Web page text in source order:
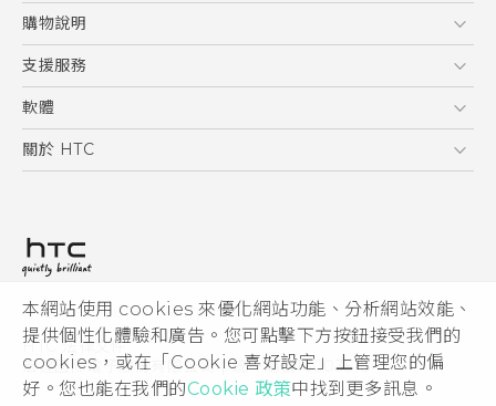
本網站使用 cookies 來優化網站功能、分析網站效能、
提供個性化體驗和廣告。您可點擊下方按鈕接受我們的
cookies，或在「Cookie 喜好設定」上管理您的偏
好。您也能在我們的Cookie 政策中找到更多訊息。
智慧型手機
配件
HTC Research
購物說明
購物須知
訂單管理
付款方式
支援服務
到府收送維修服務
服務中心資訊
客戶服務佈告欄
軟體
應用程式
HTC Sync Manager
關於 HTC
投資人
隱私權政策
產品安全性
Cookie
© 2011-2026 HTC Corporation
HTC 法律文件
宏達國際電子股份有限公司 | 統一編號16003518